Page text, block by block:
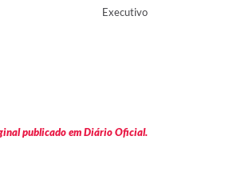
Executivo
publicado em Diário Oficial.